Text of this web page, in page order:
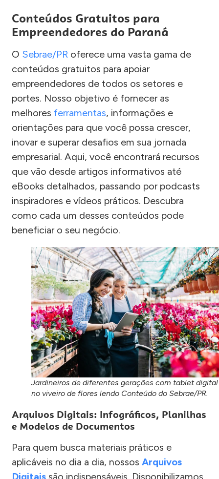
Conteúdos Gratuitos para
Empreendedores do Paraná
O Sebrae/PR oferece uma vasta gama de
conteúdos gratuitos para apoiar
empreendedores de todos os setores e
portes. Nosso objetivo é fornecer as
melhores ferramentas, informações e
orientações para que você possa crescer,
inovar e superar desafios em sua jornada
empresarial. Aqui, você encontrará recursos
que vão desde artigos informativos até
eBooks detalhados, passando por podcasts
inspiradores e vídeos práticos. Descubra
como cada um desses conteúdos pode
beneficiar o seu negócio.
Jardineiros de diferentes gerações com tablet digital
no viveiro de flores lendo Conteúdo do Sebrae/PR.
Arquivos Digitais: Infográficos, Planilhas
e Modelos de Documentos
Para quem busca materiais práticos e
aplicáveis no dia a dia, nossos Arquivos
Digitais são indispensáveis. Disponibilizamos